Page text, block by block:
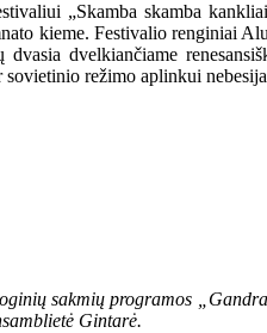
„Skamba skamba
kieme. Festivalio renginiai
dvelkiančiame
režimo aplinkui
sakmių programos
Gintarė.